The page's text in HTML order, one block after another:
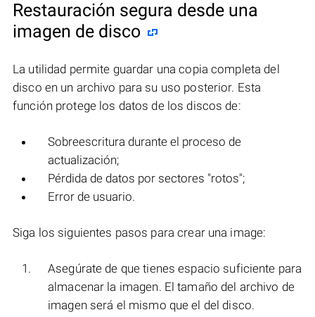
Restauración segura desde una
imagen de disco
La utilidad permite guardar una copia completa del
disco en un archivo para su uso posterior. Esta
función protege los datos de los discos de:
Sobreescritura durante el proceso de
actualización;
Pérdida de datos por sectores "rotos";
Error de usuario.
Siga los siguientes pasos para crear una image:
Asegúrate de que tienes espacio suficiente para
almacenar la imagen. El tamaño del archivo de
imagen será el mismo que el del disco.